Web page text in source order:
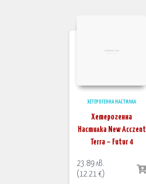
ХЕТЕРОГЕННА НАСТИЛКА
Хетерогенна
Настилка New Acczent
Terra – Futur 4
23.89лв.
(12.21€)